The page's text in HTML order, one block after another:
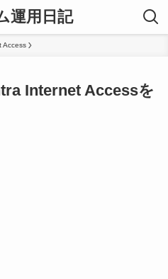
運用日記
Access
Internet Accessを